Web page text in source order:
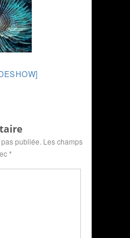
publiée. Les champs
*